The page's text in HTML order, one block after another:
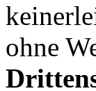
ohne